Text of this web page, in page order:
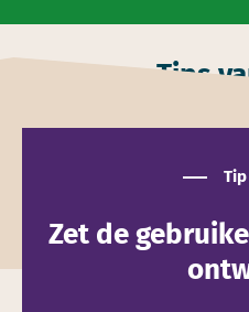
Tips
Zet de